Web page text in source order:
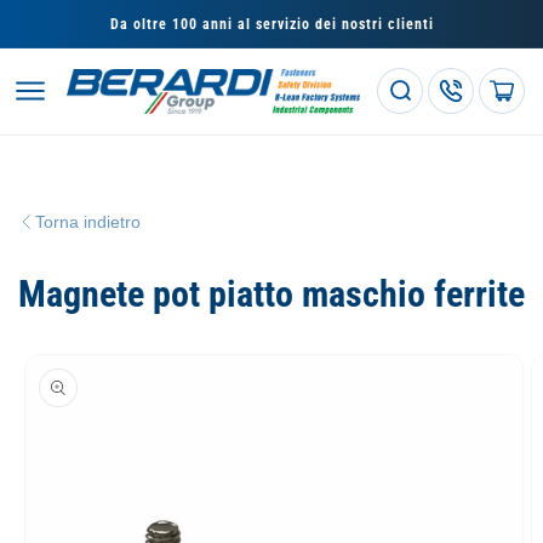
direttamente
ai contenuti
Da oltre 100 anni al servizio dei nostri clienti
Carrello
Torna indietro
Magnete pot piatto maschio ferrite
sul prodotto